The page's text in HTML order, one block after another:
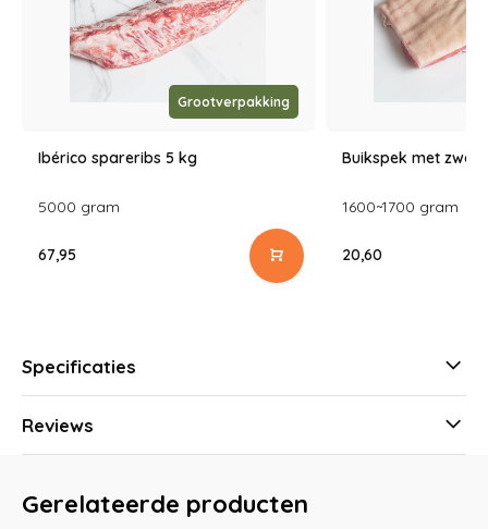
Grootverpakking
Ibérico spareribs 5 kg
5000 gram
67,95
Buikspek met
1600~1700 gram
20,60
Specificaties
Reviews
Gerelateerde producten